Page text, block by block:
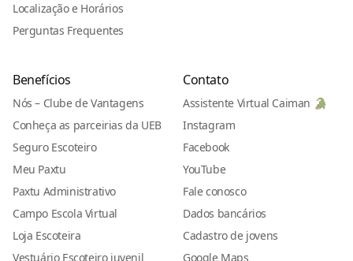
Localização e Horários
Perguntas Frequentes
Benefícios
Nós – Clube de Vantagens
Conheça as parceirias da UEB
Seguro Escoteiro
Meu Paxtu
Paxtu Administrativo
Campo Escola Virtual
Loja Escoteira
Vestuário Escoteiro juvenil
Contato
Assistente Virtual Caiman 🐊
Instagram
Facebook
YouTube
Fale conosco
Dados bancários
Cadastro de jovens
Google Maps